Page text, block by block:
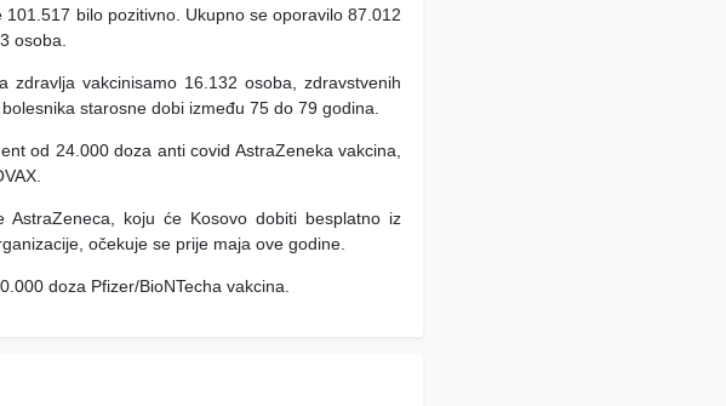
bilo pozitivno. Ukupno se oporavilo 87.012
osoba.
zdravlja vakcinisamo 16.132 osoba, zdravstvenih
starosne dobi između 75 do 79 godina.
od 24.000 doza anti covid AstraZeneka vakcina,
AstraZeneca, koju će Kosovo dobiti besplatno iz
očekuje se prije maja ove godine.
doza Pfizer/BioNTecha vakcina.